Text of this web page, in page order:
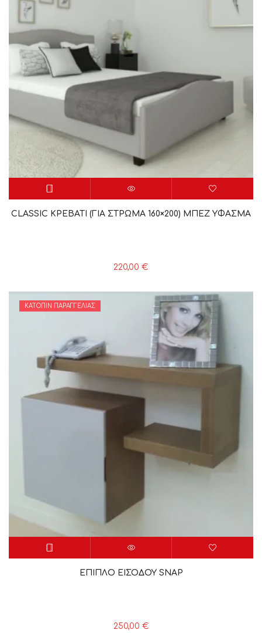
CLASSIC ΚΡΕΒΑΤΙ (ΓΙΑ ΣΤΡΩΜΑ 160×200) ΜΠΕΖ YΦΑΣΜΑ
220,00 €
ΚΑΤΌΠΙΝ ΠΑΡΑΓΓΕΛΊΑΣ
ΕΠΙΠΛΟ ΕΙΣΟΔΟΥ SNAP
250,00 €